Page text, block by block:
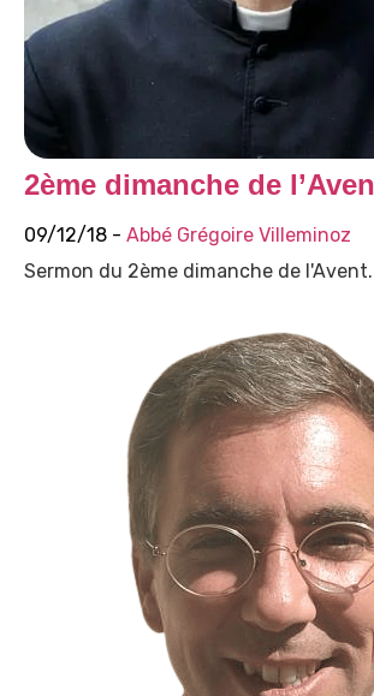
2ème dimanche de
09/12/18 - Abbé Grégoire Villeminoz
Sermon du 2ème dimanche de l'Avent.